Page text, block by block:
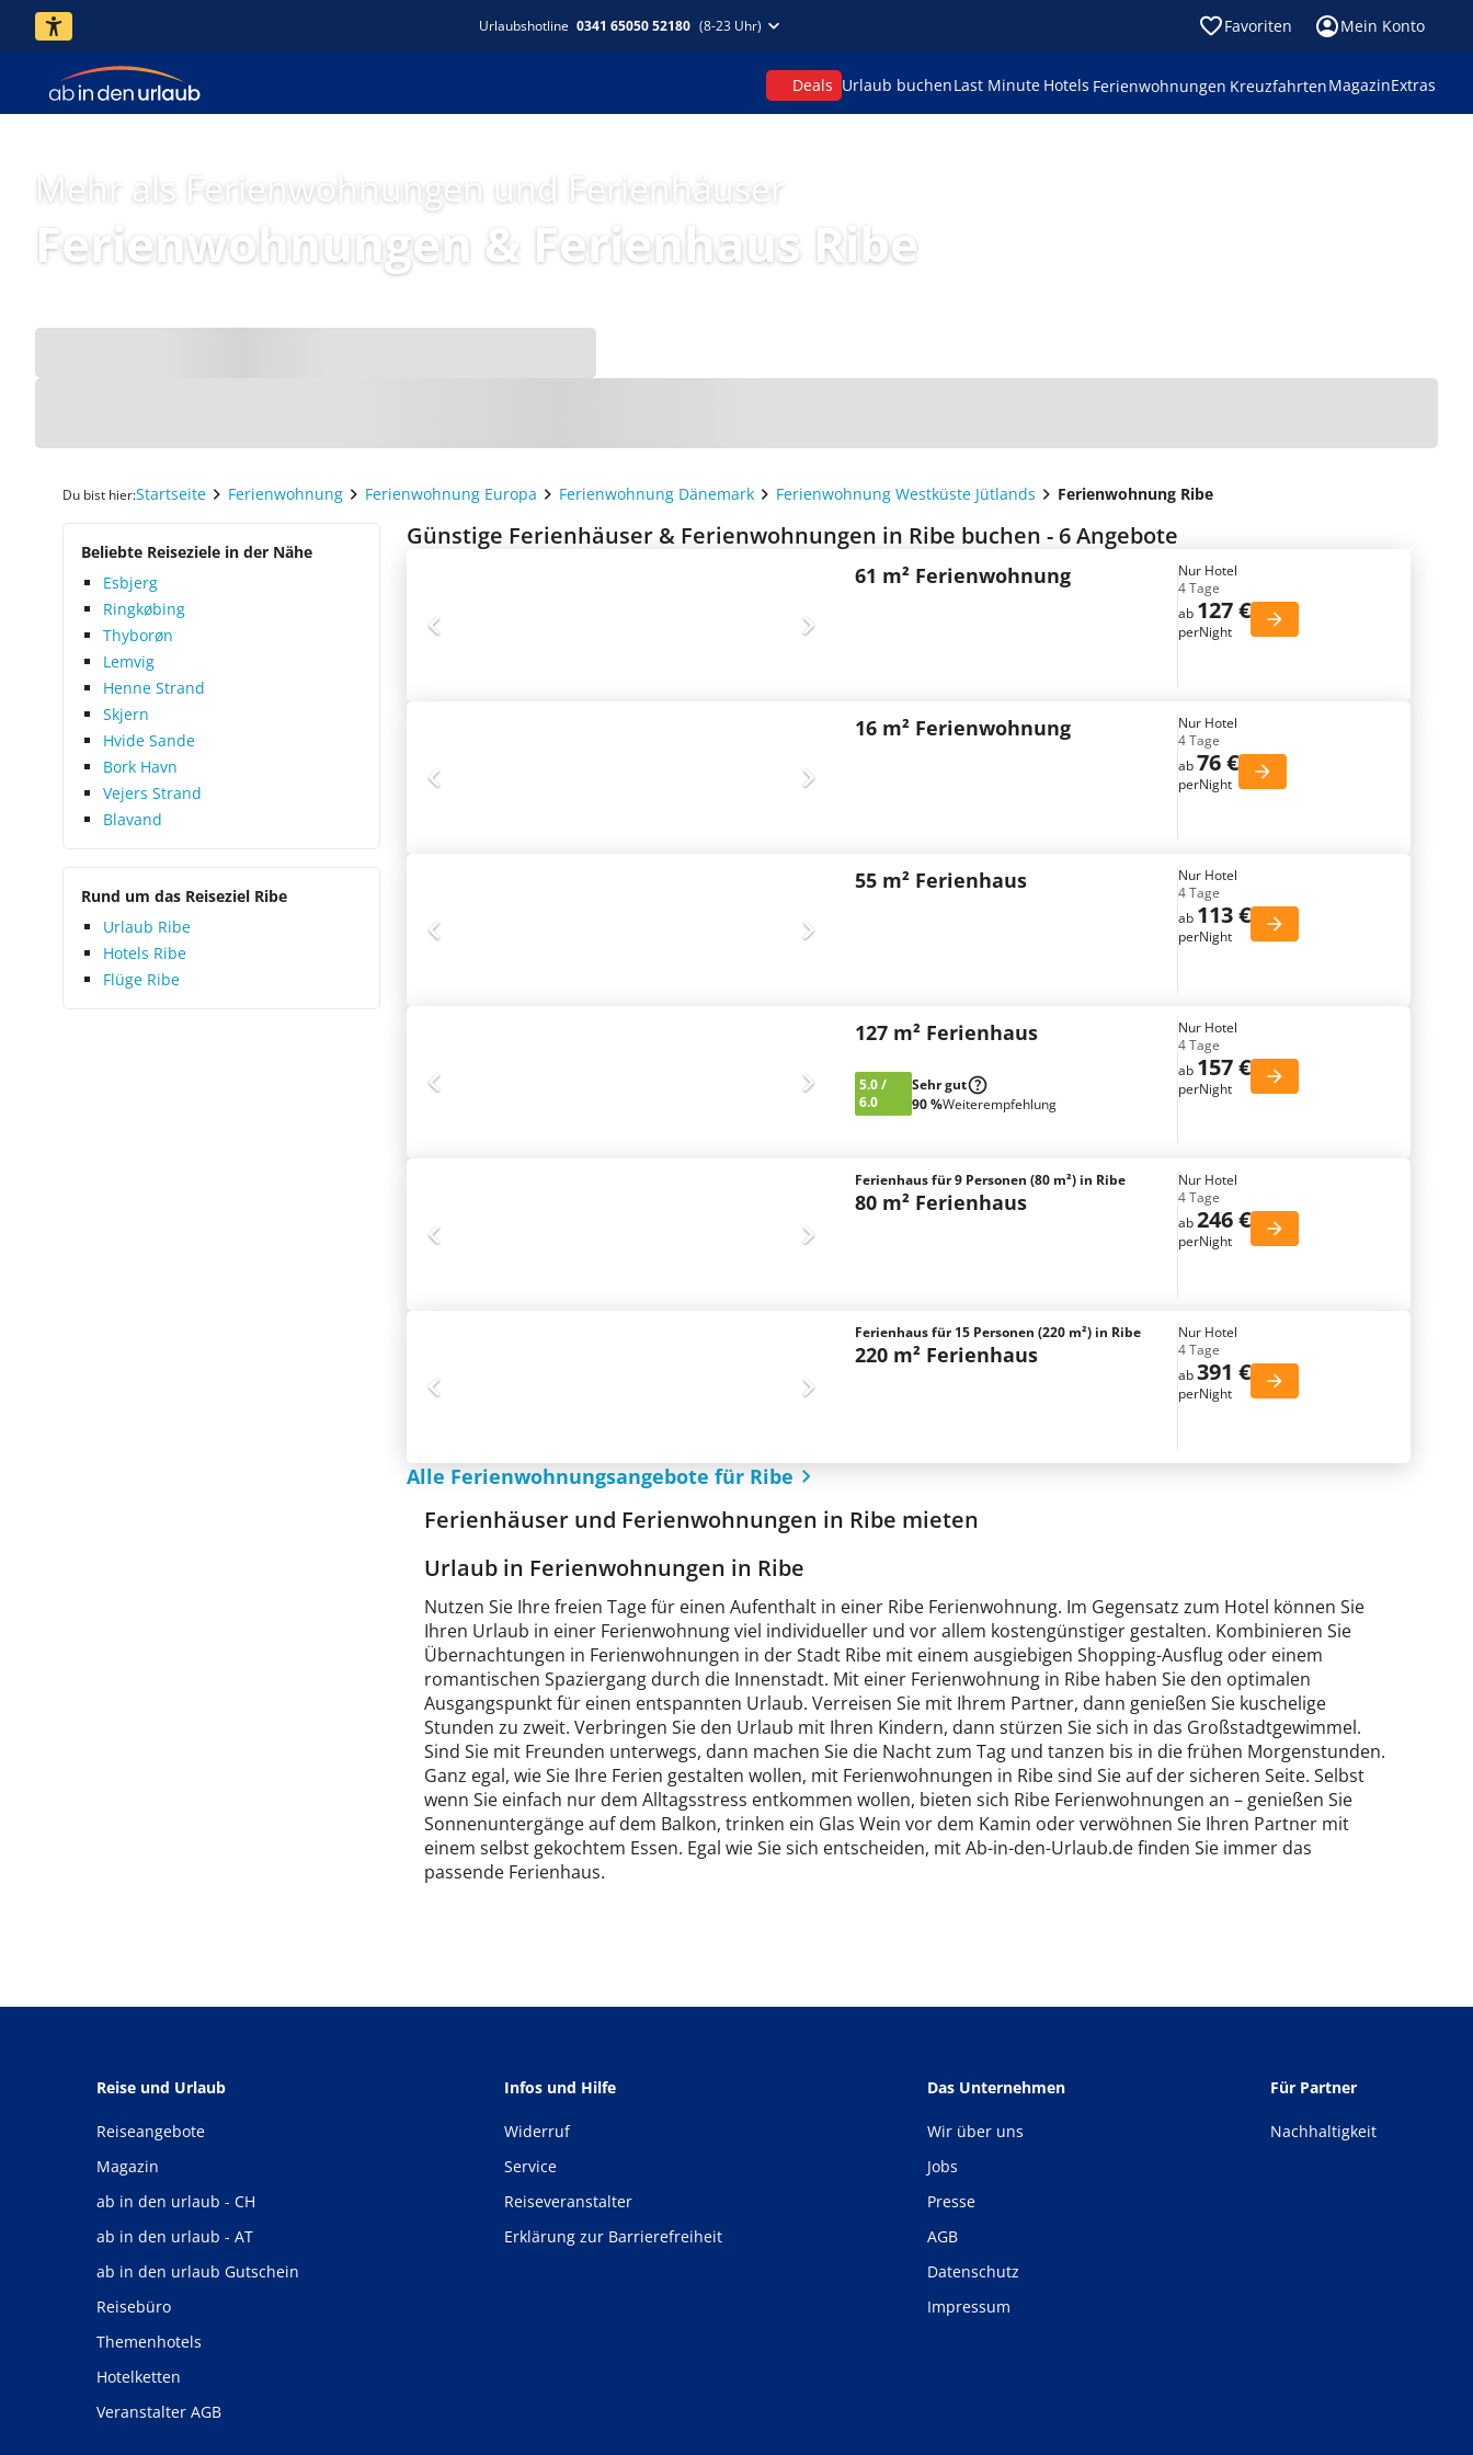
Urlaubshotline 0341 65050 52180 (8-23 Uhr) Favoriten Mein Konto
Deals Urlaub buchenLast Minute Hotels Ferienwohnungen KreuzfahrtenMagazinExtras
Mehr als Ferienwohnungen und Ferienhäuser
Ferienwohnungen & Ferienhaus Ribe
Du bist hier:Startseite Ferienwohnung Ferienwohnung Europa Ferienwohnung Dänemark Ferienwohnung Westküste Jütlands Ferienwohnung Ribe
Beliebte Reiseziele in der Nähe
Esbjerg
Ringkøbing
Thyborøn
Lemvig
Henne Strand
Skjern
Hvide Sande
Bork Havn
Vejers Strand
Blavand
Rund um das Reiseziel Ribe
Urlaub Ribe
Hotels Ribe
Flüge Ribe
Günstige Ferienhäuser & Ferienwohnungen in Ribe buchen - 6 Angebote
61 m² Ferienwohnung
Nur Hotel
4 Tage
ab 127 €
perNight
16 m² Ferienwohnung
Nur Hotel
4 Tage
ab76 €
perNight
55 m² Ferienhaus
Nur Hotel
4 Tage
ab 113 €
perNight
127 m² Ferienhaus
5.0/
6.0
Sehr gut
90 %Weiterempfehlung
Nur Hotel
4 Tage
ab 157 €
perNight
Ferienhaus für 9 Personen (80 m²) in Ribe
80 m² Ferienhaus
Nur Hotel
4 Tage
ab246 €
perNight
Ferienhaus für 15 Personen (220 m²) in Ribe
220 m² Ferienhaus
Nur Hotel
4 Tage
ab391 €
perNight
Alle Ferienwohnungsangebote für Ribe
Ferienhäuser und Ferienwohnungen in Ribe mieten
Urlaub in Ferienwohnungen in Ribe
Nutzen Sie Ihre freien Tage für einen Aufenthalt in einer Ribe Ferienwohnung. Im Gegensatz zum Hotel können Sie
Ihren Urlaub in einer Ferienwohnung viel individueller und vor allem kostengünstiger gestalten. Kombinieren Sie
Übernachtungen in Ferienwohnungen in der Stadt Ribe mit einem ausgiebigen Shopping-Ausflug oder einem
romantischen Spaziergang durch die Innenstadt. Mit einer Ferienwohnung in Ribe haben Sie den optimalen
Ausgangspunkt für einen entspannten Urlaub. Verreisen Sie mit Ihrem Partner, dann genießen Sie kuschelige
Stunden zu zweit. Verbringen Sie den Urlaub mit Ihren Kindern, dann stürzen Sie sich in das Großstadtgewimmel.
Sind Sie mit Freunden unterwegs, dann machen Sie die Nacht zum Tag und tanzen bis in die frühen Morgenstunden.
Ganz egal, wie Sie Ihre Ferien gestalten wollen, mit Ferienwohnungen in Ribe sind Sie auf der sicheren Seite. Selbst
wenn Sie einfach nur dem Alltagsstress entkommen wollen, bieten sich Ribe Ferienwohnungen an – genießen Sie
Sonnenuntergänge auf dem Balkon, trinken ein Glas Wein vor dem Kamin oder verwöhnen Sie Ihren Partner mit
einem selbst gekochtem Essen. Egal wie Sie sich entscheiden, mit Ab-in-den-Urlaub.de finden Sie immer das
passende Ferienhaus.
Reise und Urlaub
Reiseangebote
Magazin
ab in den urlaub - CH
ab in den urlaub - AT
ab in den urlaub Gutschein
Reisebüro
Themenhotels
Hotelketten
Veranstalter AGB
Infos und Hilfe
Widerruf
Service
Reiseveranstalter
Erklärung zur Barrierefreiheit
Das Unternehmen
Wir über uns
Jobs
Presse
AGB
Datenschutz
Impressum
Für Partner
Nachhaltigkeit